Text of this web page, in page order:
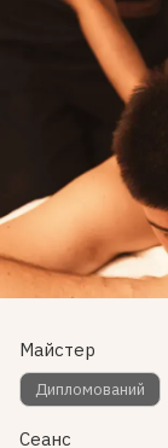
Майстер
Дипломований
Сеанс